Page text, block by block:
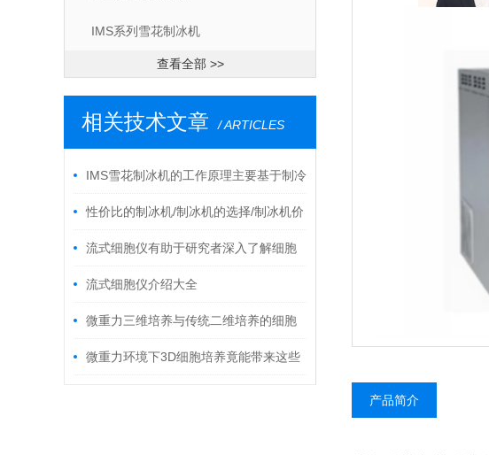
IMS系列雪花制冰机
查看全部 >>
相关技术文章 / ARTICLES
IMS雪花制冰机的工作原理主要基于制冷
循环性价比的制冰机/制冰机的选择/制冰机价
格/雪花制冰机
流式细胞仪有助于研究者深入了解细胞
的特性功能和疾病发生机制
流式细胞仪介绍大全
微重⼒三维培养与传统⼆维培养的细胞
形态与基因表达谱差异分析
微重力环境下3D细胞培养竟能带来这些
产品简介